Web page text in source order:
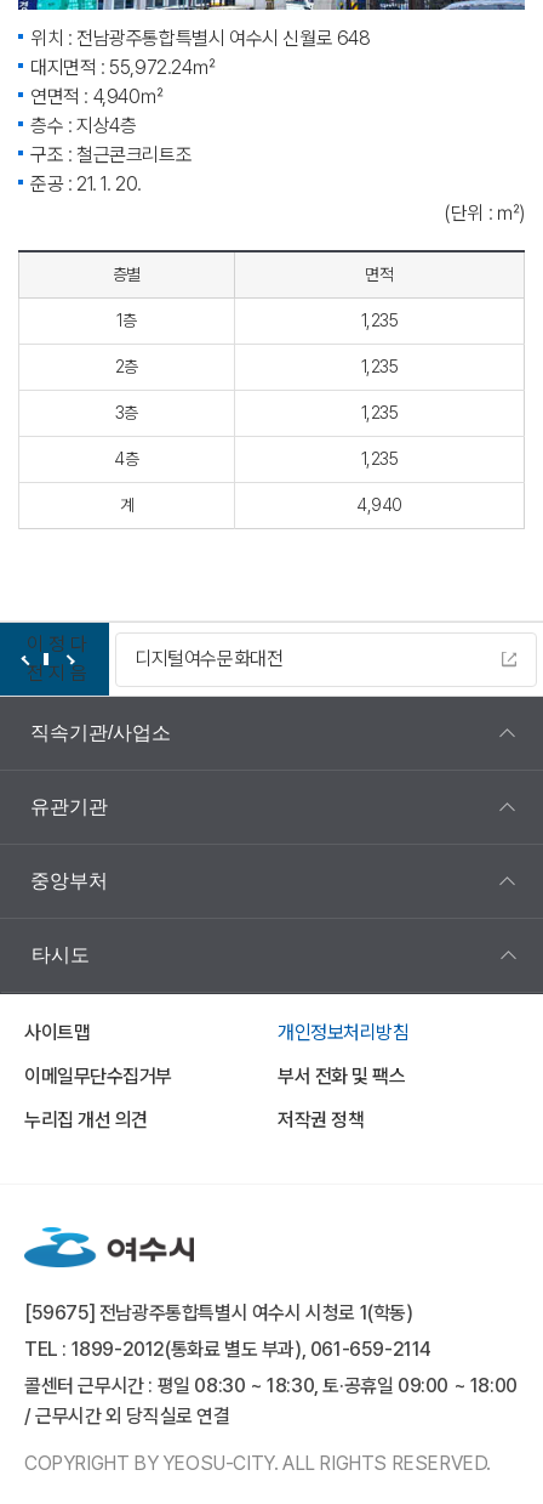
위치 : 전남광주통합특별시 여수시 신월로 648
대지면적 : 55,972.24㎡
연면적 : 4,940㎡
층수 : 지상4층
구조 : 철근콘크리트조
준공 : 21. 1. 20.
(단위 : ㎡)
층별 면적
1층 1,235
2층 1,235
3층 1,235
4층 1,235
계 4,940
이
전
정
지
다
음
디지털여수문화대전
직속기관/사업소
유관기관
중앙부처
타시도
사이트맵
개인정보처리방침
이메일무단수집거부
부서 전화 및 팩스
누리집 개선 의견
저작권 정책
[59675] 전남광주통합특별시 여수시 시청로 1(학동)
TEL : 1899-2012(통화료 별도 부과), 061-659-2114
콜센터 근무시간 : 평일 08:30 ~ 18:30, 토·공휴일 09:00 ~ 18:00
/ 근무시간 외 당직실로 연결
COPYRIGHT BY YEOSU-CITY. ALL RIGHTS RESERVED.